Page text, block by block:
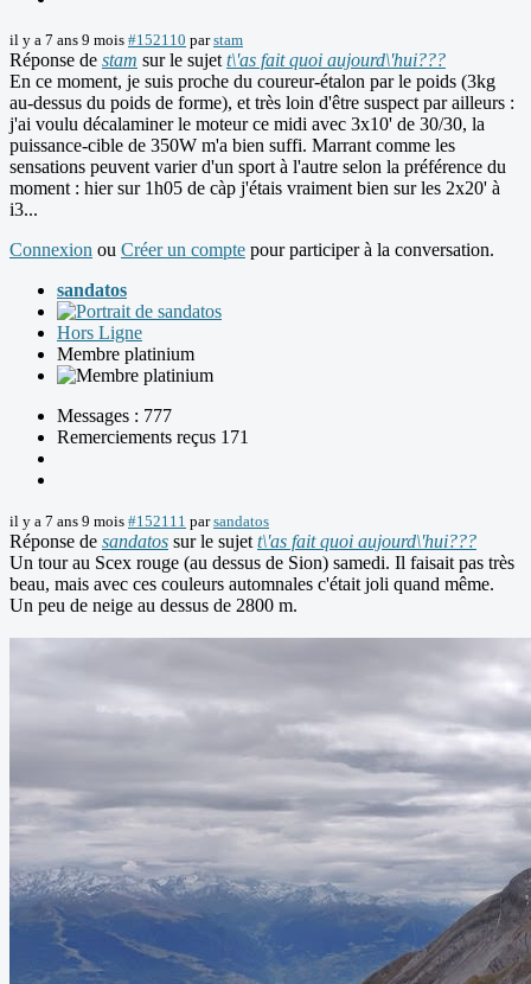
il y a 7 ans 9 mois #152110 parstam
Réponse de stam sur le sujet t\'as fait quoi aujourd\'hui???
En ce moment, je suis proche du coureur-étalon par le poids (3kg
au-dessus du poids de forme), et très loin d'être suspect par ailleurs :
j'ai voulu décalaminer le moteur ce midi avec 3x10' de 30/30, la
puissance-cible de 350W m'a bien suffi. Marrant comme les
sensations peuvent varier d'un sport à l'autre selon la préférence du
moment : hier sur 1h05 de càp j'étais vraiment bien sur les 2x20' à
i3...
Connexion ou Créer un compte pour participer à la conversation.
sandatos
Hors Ligne
Membre platinium
Messages : 777
Remerciements reçus 171
il y a 7 ans 9 mois #152111 parsandatos
Réponse de sandatos sur le sujet t\'as fait quoi aujourd\'hui???
Un tour au Scex rouge (au dessus de Sion) samedi. Il faisait pas très
beau, mais avec ces couleurs automnales c'était joli quand même.
Un peu de neige au dessus de 2800 m.